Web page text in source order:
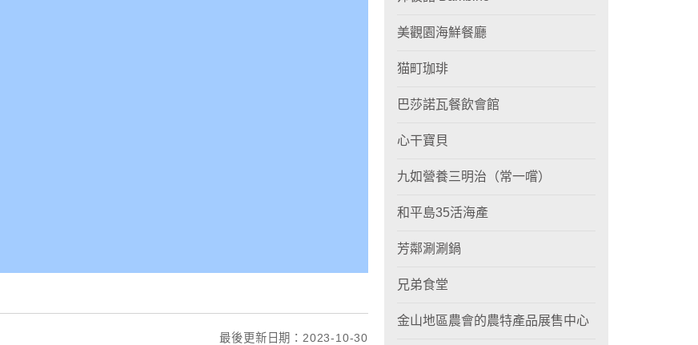
最後更新日期：2023-10-30
美觀園海鮮餐廳
猫町珈琲
巴莎諾瓦餐飲會館
心干寶貝
九如營養三明治（常一嚐）
和平島35活海產
芳鄰涮涮鍋
兄弟食堂
金山地區農會的農特產品展售中心